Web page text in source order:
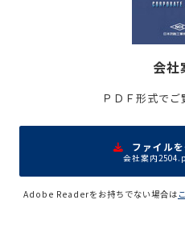
会社
ＰＤＦ形式でご
ファイル
会社案内
Adobe Readerをお持ちでない場合は